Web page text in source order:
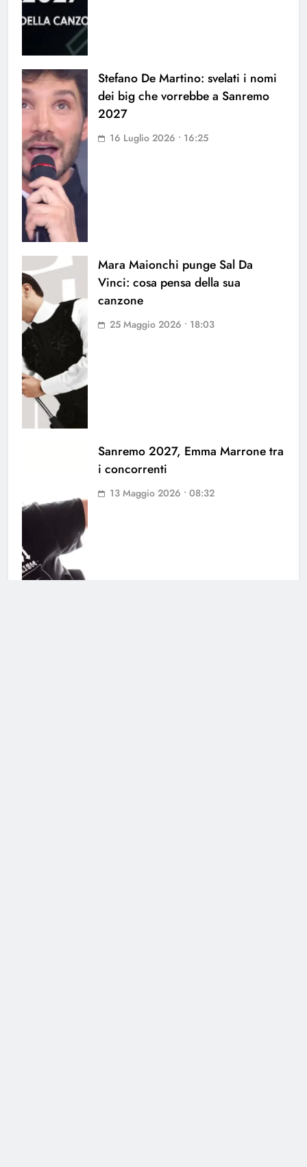
Stefano De Martino: svelati i nomi
dei big che vorrebbe a Sanremo
2027
16 Luglio 2026 • 16:25
Mara Maionchi punge Sal Da
Vinci: cosa pensa della sua
canzone
25 Maggio 2026 • 18:03
Sanremo 2027, Emma Marrone tra
i concorrenti
13 Maggio 2026 • 08:32